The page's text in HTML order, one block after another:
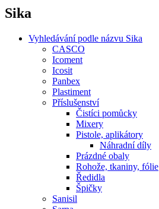
Sika
Vyhledávání podle názvu Sika
CASCO
Icoment
Icosit
Panbex
Plastiment
Příslušenství
Čistíci pomůcky
Mixery
Pistole, aplikátory
Náhradní díly
Prázdné obaly
Rohože, tkaniny, fólie
Ředidla
Špičky
Sanisil